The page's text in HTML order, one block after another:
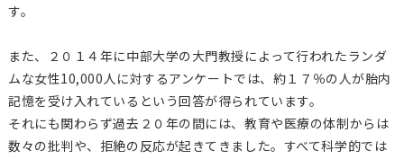
す。
また、２０１４年に中部大学の大門教授によって行われたランダ
ムな女性10,000人に対するアンケートでは、約１７％の人が胎内
記憶を受け入れているという回答が得られています。
それにも関わらず過去２０年の間には、教育や医療の体制からは
数々の批判や、拒絶の反応が起きてきました。すべて科学的では